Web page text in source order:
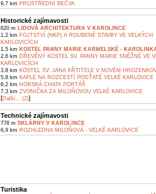
9,7 km PROSTŘEDNÍ BEČVA
Historické zajímavosti
620 m LIDOVÁ ARCHITEKTURA V KAROLINCE
1,2 km FOJTSTVÍ (NKP) A ROUBENÉ STAVBY VE VELKÝCH
KARLOVICÍCH
1,5 km KOSTEL PANNY MARIE KARMELSKÉ -
2,6 km DŘEVĚNÝ KOSTEL SV. PANNY MARIE SNĚŽNÉ VE
KARLOVICÍCH
3,8 km KOSTEL SV. JANA KŘTITELE V NOVÉM
5,8 km KAPLE NA ROZCESTÍ PODŤATÉ VELKÉ KARLOVICE
6,2 km HORSKÁ CHATA PORTÁŠ
7,3 km ZVONIČKA ZA MILOŇOVOU VELKÉ KARLOVICE
[Další... (2)]
Technické zajímavosti
778 m SKLÁRNY V KAROLINCE
6,9 km ROZHLEDNA MILOŇOVÁ - VELKÉ KARLOVICE
Turistika